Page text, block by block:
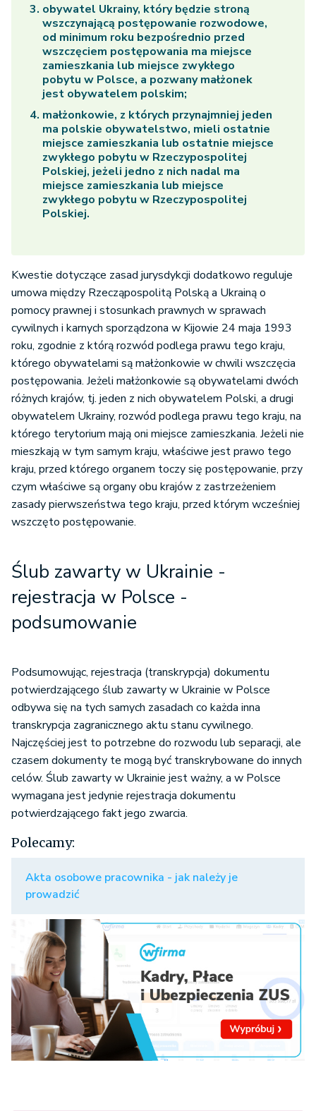
obywatel Ukrainy, który będzie stroną
wszczynającą postępowanie rozwodowe,
od minimum roku bezpośrednio przed
wszczęciem postępowania ma miejsce
zamieszkania lub miejsce zwykłego
pobytu w Polsce, a pozwany małżonek
jest obywatelem polskim;
małżonkowie, z których przynajmniej jeden
ma polskie obywatelstwo, mieli ostatnie
miejsce zamieszkania lub ostatnie miejsce
zwykłego pobytu w Rzeczypospolitej
Polskiej, jeżeli jedno z nich nadal ma
miejsce zamieszkania lub miejsce
zwykłego pobytu w Rzeczypospolitej
Polskiej.
Kwestie dotyczące zasad jurysdykcji dodatkowo reguluje
umowa między Rzecząpospolitą Polską a Ukrainą o
pomocy prawnej i stosunkach prawnych w sprawach
cywilnych i karnych sporządzona w Kijowie 24 maja 1993
roku, zgodnie z którą rozwód podlega prawu tego kraju,
którego obywatelami są małżonkowie w chwili wszczęcia
postępowania. Jeżeli małżonkowie są obywatelami dwóch
różnych krajów, tj. jeden z nich obywatelem Polski, a drugi
obywatelem Ukrainy, rozwód podlega prawu tego kraju, na
którego terytorium mają oni miejsce zamieszkania. Jeżeli nie
mieszkają w tym samym kraju, właściwe jest prawo tego
kraju, przed którego organem toczy się postępowanie, przy
czym właściwe są organy obu krajów z zastrzeżeniem
zasady pierwszeństwa tego kraju, przed którym wcześniej
wszczęto postępowanie.
Ślub zawarty w Ukrainie -
rejestracja w Polsce -
podsumowanie
Podsumowując, rejestracja (transkrypcja) dokumentu
potwierdzającego ślub zawarty w Ukrainie w Polsce
odbywa się na tych samych zasadach co każda inna
transkrypcja zagranicznego aktu stanu cywilnego.
Najczęściej jest to potrzebne do rozwodu lub separacji, ale
czasem dokumenty te mogą być transkrybowane do innych
celów. Ślub zawarty w Ukrainie jest ważny, a w Polsce
wymagana jest jedynie rejestracja dokumentu
potwierdzającego fakt jego zwarcia.
Polecamy:
Akta osobowe pracownika - jak należy je
prowadzić